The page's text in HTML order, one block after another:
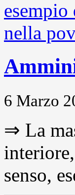
6 Marzo
⇒ La
senso,